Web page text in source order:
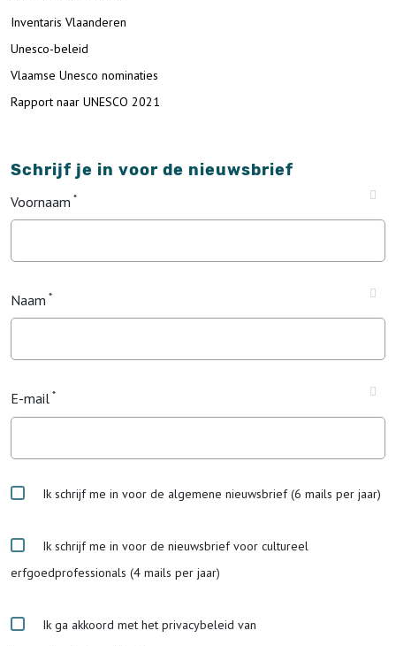
Inventaris Vlaanderen
Unesco-beleid
Vlaamse Unesco nominaties
Rapport naar UNESCO 2021
Schrijf je in voor de nieuwsbrief
Voornaam
Naam
E-mail
Ik schrijf me in voor de algemene nieuwsbrief (6 mails per jaar)
Ik schrijf me in voor de nieuwsbrief voor cultureel
erfgoedprofessionals (4 mails per jaar)
Ik ga akkoord met het privacybeleid van